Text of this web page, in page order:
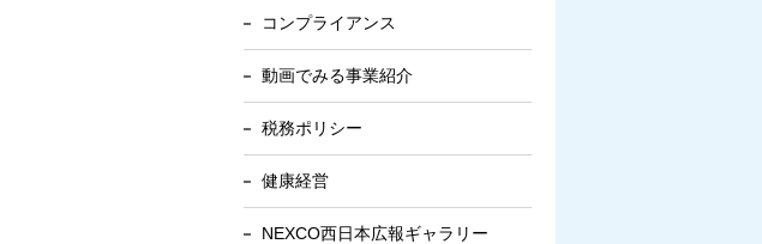
コンプライアンス
動画でみる事業紹介
税務ポリシー
健康経営
NEXCO西日本広報ギャラリー